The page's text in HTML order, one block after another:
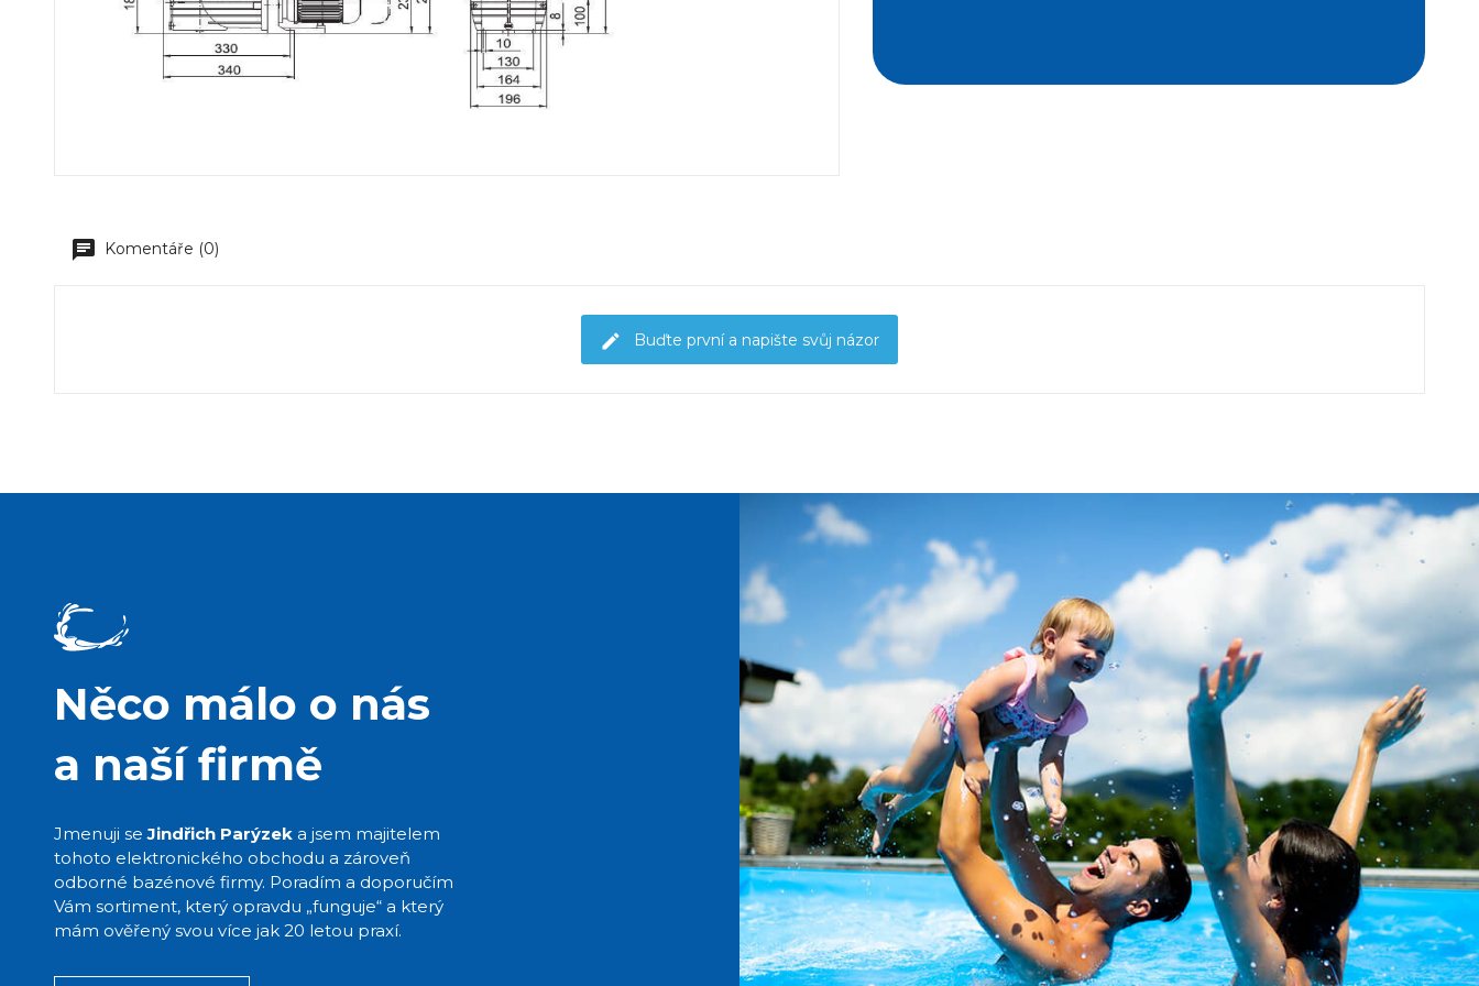
Komentáře (0)
Buďte první a napište svůj názor
Něco málo o nás
a naší firmě
Jmenuji seJindřich Parýzeka jsem majitelem
tohoto elektronického obchodu a zároveň
odborné bazénové firmy. Poradím a doporučím
Vám sortiment, který opravdu „funguje“ a který
mám ověřený svou více jak 20 letou praxí.